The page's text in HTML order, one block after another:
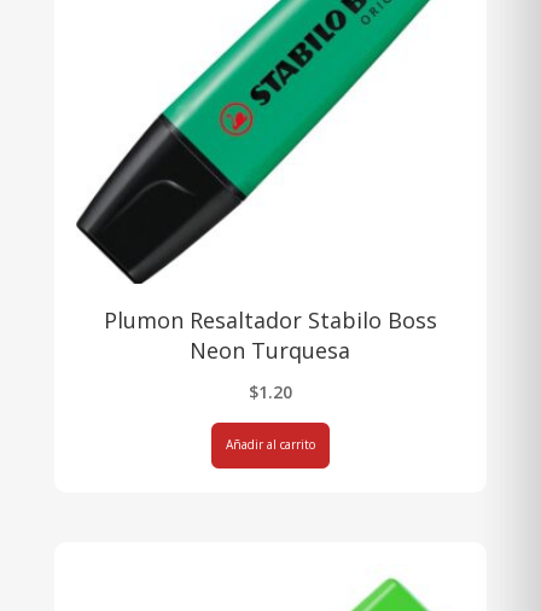
Plumon Resaltador Stabilo Boss
Neon Turquesa
$1.20
Añadir al carrito